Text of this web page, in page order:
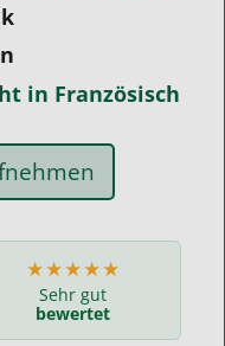
in Französisch
★★★★★
Sehr gut
bewertet